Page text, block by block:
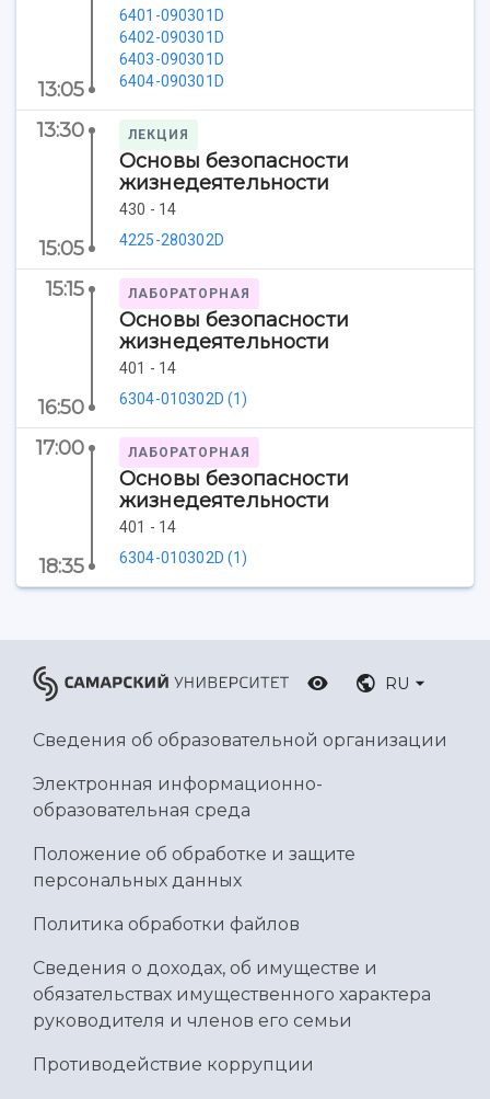
Центр истории авиационных двигателей
Ботанический сад
Умный дом бабочек
Международный межвузовский кампус
Сведения об образовательной организации
Официальные документы
13:05
6401-090301D
6402-090301D
6403-090301D
6404-090301D
13:30
15:05
ЛЕКЦИЯ
Основы безопасности
жизнедеятельности
430 - 14
4225-280302D
15:15
16:50
ЛАБОРАТОРНАЯ
Основы безопасности
жизнедеятельности
401 - 14
6304-010302D (1)
17:00
18:35
ЛАБОРАТОРНАЯ
Основы безопасности
жизнедеятельности
401 - 14
6304-010302D (1)
RU
Сведения об образовательной организации
Электронная информационно-
образовательная среда
Положение об обработке и защите
персональных данных
Политика обработки файлов
Сведения о доходах, об имуществе и
обязательствах имущественного характера
руководителя и членов его семьи
Противодействие коррупции